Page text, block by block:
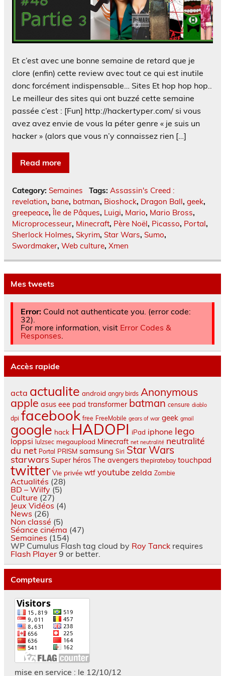
Et c’est avec une bonne semaine de retard que je
clore (enfin) cette review avec tout ce qui est inutile
donc forcément indispensable… Sites Et hop hop hop..
Le meilleur des sites qui ont buzzé cette semaine
passée c’est : [Fun] http://hackertyper.com/ si vous
avez avez envie de vous la péter genre « je suis un
hacker » (alors que vous n’y connaissez rien […]
Read more
Category: Semaines Tags: Assassin's Creed :
revelation, bane, batman, Bioshock, Dragon Ball, geek,
greepeace, Île de Pâques, Luigi, Mario, Mario Bross,
Microprocesseur, Minecraft, Père Noël, Picasso, Portal,
Sherlock Holmes, Skyrim, Star Wars, Sumo,
Swordmaker, Web culture, Xmen
Mes tweets
Error:Could not authenticate you. (error code:
32).
For more information, visit Error Codes &
Responses
Accès rapide
acta actualite android angry birds Anonymous
apple asus eee pad transformer batman censure diablo
dpi facebook free FreeMobile gears of war geek gmail
google hack HADOPI iPad iphone lego
loppsi lulzsec megaupload Minecraft net neutralité neutralité
du net Portal PRISM samsung Siri Star Wars
starwars Super héros The avengers thepiratebay touchpad
twitter Vie privée wtf youtube zelda Zombie
Actualités (28)
BD – Wilfy(5)
Culture (27)
Jeux Vidéos (4)
News (26)
Non classé (5)
Séance cinéma (47)
Semaines (154)
WP Cumulus Flash tag cloud by Roy Tanckrequires
Flash Player9 or better.
Compteurs
mise en service : le 12/10/12